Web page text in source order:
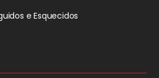
e Esquecidos